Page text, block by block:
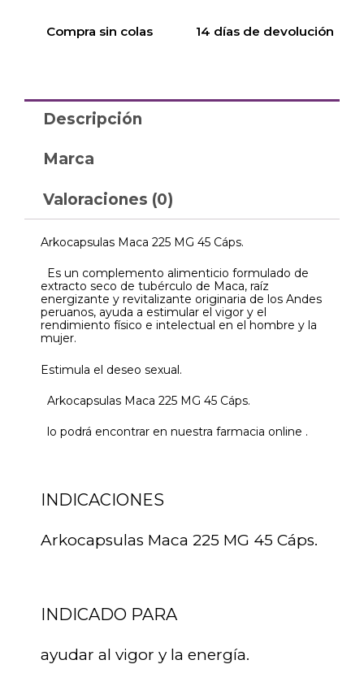
Compra sin colas 14 días de devolución
Descripción
Marca
Valoraciones (0)
Arkocapsulas Maca 225 MG 45 Cáps.
Es un complemento alimenticio formulado de
extracto seco de tubérculo de Maca, raíz
energizante y revitalizante originaria de los Andes
peruanos, ayuda a estimular el vigor y el
rendimiento físico e intelectual en el hombre y la
mujer.
Estimula el deseo sexual.
Arkocapsulas Maca 225 MG 45 Cáps.
lo podrá encontrar en nuestra farmacia online .
INDICACIONES
Arkocapsulas Maca 225 MG 45 Cáps.
INDICADO PARA
ayudar al vigor y la energía.